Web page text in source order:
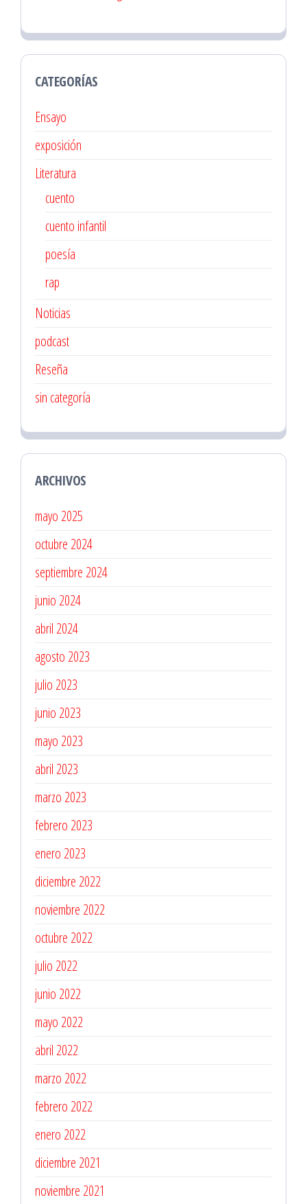
CATEGORÍAS
Ensayo
exposición
Literatura
cuento
cuento infantil
poesía
rap
Noticias
podcast
Reseña
sin categoría
ARCHIVOS
mayo 2025
octubre 2024
septiembre 2024
junio 2024
abril 2024
agosto 2023
julio 2023
junio 2023
mayo 2023
abril 2023
marzo 2023
febrero 2023
enero 2023
diciembre 2022
noviembre 2022
octubre 2022
julio 2022
junio 2022
mayo 2022
abril 2022
marzo 2022
febrero 2022
enero 2022
diciembre 2021
noviembre 2021